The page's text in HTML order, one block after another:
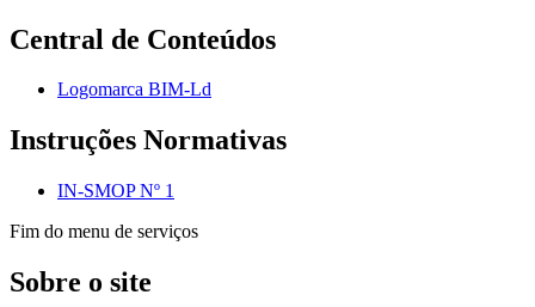
Central de Conteúdos
Logomarca BIM-Ld
Instruções Normativas
IN-SMOP Nº 1
Fim do menu de serviços
Sobre o site